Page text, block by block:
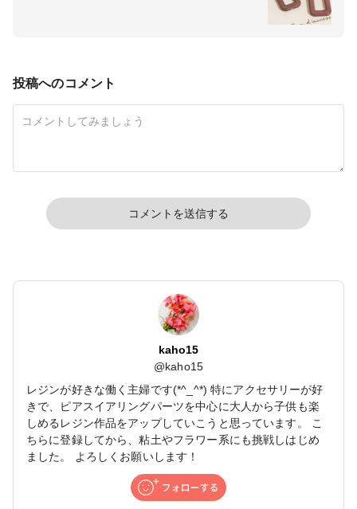
投稿へのコメント
コメントを送信する
kaho15
@kaho15
レジンが好きな働く主婦です(*^_^*) 特にアクセサリーが好
きで、ピアスイアリングパーツを中心に大人から子供も楽
しめるレジン作品をアップしていこうと思っています。 こ
ちらに登録してから、粘土やフラワー系にも挑戦しはじめ
ました。 よろしくお願いします！